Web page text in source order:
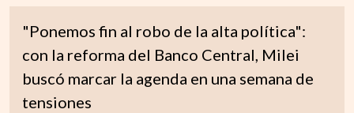
"Ponemos fin al robo de la alta política":
con la reforma del Banco Central, Milei
buscó marcar la agenda en una semana de
tensiones